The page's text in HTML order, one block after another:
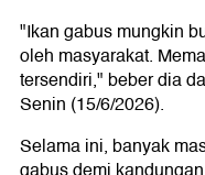
"Ikan gabus mungkin
oleh masyarakat.
tersendiri," beber dia
Senin (15/6/2026).
Selama ini, banyak